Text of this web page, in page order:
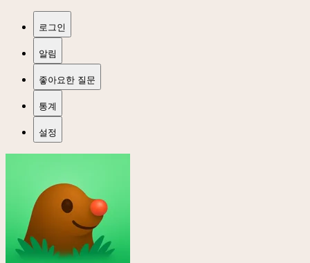
로그인
알림
좋아요한 질문
통계
설정